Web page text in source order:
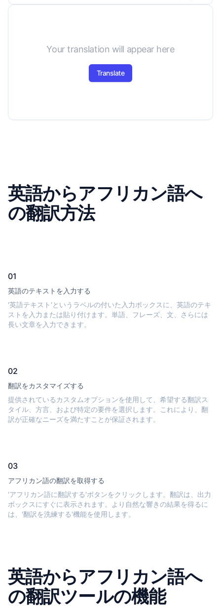
Your translation will appear here
Translate
英語からアフリカン語へ
の翻訳方法
01
英語のテキストを入力する
'英語テキスト'というラベルの付いた入力ボックスに、英語のテキ
ストを入力または貼り付けます。単語、フレーズ、文、さらには
長い文章を入力できます。
02
翻訳をカスタマイズする
提供されているカスタムオプションを使用して、希望する翻訳ス
タイル、方言、および特定の要件を選択します。これにより、翻
訳が正確なニーズを満たすことが保証されます。
03
アフリカン語の翻訳を取得する
'アフリカン語に翻訳する'ボタンをクリックします。翻訳は、出力
ボックスにすぐに表示されます。より自然な響きの結果を得るに
は、'翻訳を洗練する'機能を使用します。
英語からアフリカン語へ
の翻訳ツールの機能